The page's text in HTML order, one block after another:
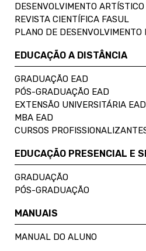
DESENVOLVIMENTO
REVISTA CIENTÍFICA FASUL
PLANO DE
EDUCAÇÃO A DISTÂNCIA
GRADUAÇÃO EAD
PÓS-GRADUAÇÃO EAD
EXTENSÃO UNIVERSITÁRIA EAD
MBA EAD
CURSOS
EDUCAÇÃO PRESENCIAL E
GRADUAÇÃO
PÓS-GRADUAÇÃO
MANUAIS
MANUAL DO ALUNO